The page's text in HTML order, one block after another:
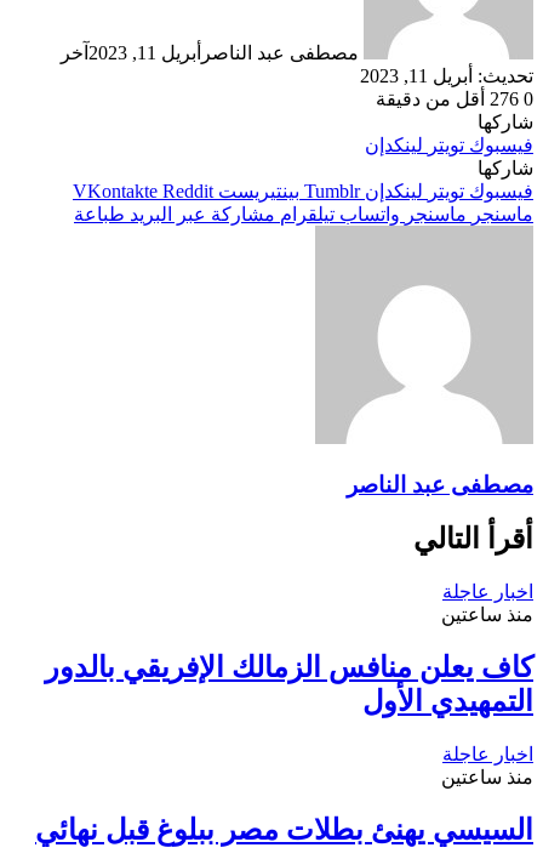
مصطفى عبد الناصر أبريل 11, 2023
آخر
تحديث: أبريل 11, 2023
0
أقل من دقيقة
شاركها
فيسبوك تويتر لينكدإن
شاركها
فيسبوك تويتر لينكدإن بينتيريست
ماسنجر ماسنجر واتساب تيلقرام مشاركة عبر البريد طباعة
مصطفى عبد الناصر
أقرأ التالي
اخبار عاجلة
منذ ساعتين
كاف يعلن منافس الزمالك الإفريقي بالدور
التمهيدي الأول
اخبار عاجلة
منذ ساعتين
السيسي يهنئ بطلات مصر ببلوغ قبل نهائي